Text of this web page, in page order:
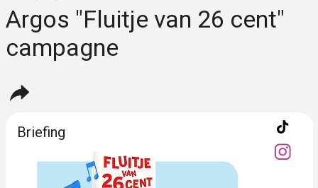
Argos "Fluitje van 26 cent"
campagne
Briefing